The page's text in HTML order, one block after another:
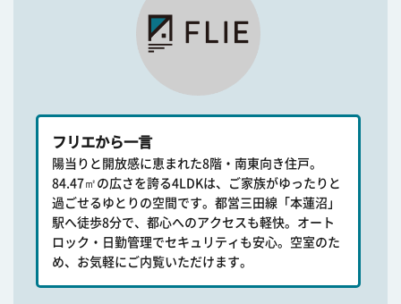
フリエから一言
陽当りと開放感に恵まれた8階・南東向き住戸。
84.47㎡の広さを誇る4LDKは、ご家族がゆったりと
過ごせるゆとりの空間です。都営三田線「本蓮沼」
駅へ徒歩8分で、都心へのアクセスも軽快。オート
ロック・日勤管理でセキュリティも安心。空室のた
め、お気軽にご内覧いただけます。